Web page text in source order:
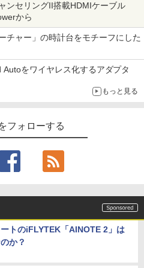
ンセリングII搭載HDMIケーブル
から
チャー」の時計台をモチーフにした
をワイヤレス化するアダプタ
もっと見る
フォローする
トのiFLYTEK「AINOTE 2」は
か？